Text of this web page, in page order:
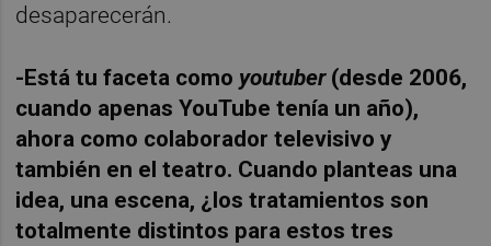
desaparecerán.
-Está tu faceta como youtuber (desde 2006,
cuando apenas YouTube tenía un año),
ahora como colaborador televisivo y
también en el teatro. Cuando planteas una
idea, una escena, ¿los tratamientos son
totalmente distintos para estos tres